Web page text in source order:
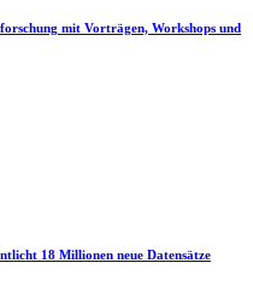
mit Vorträgen, Workshops und
18 Millionen neue Datensätze